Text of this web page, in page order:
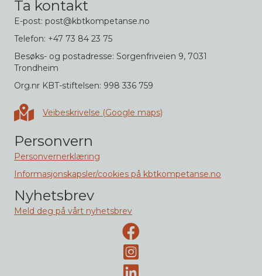
Ta kontakt
E-post: post@kbtkompetanse.no
Telefon: +47 73 84 23 75
Besøks- og postadresse: Sorgenfriveien 9, 7031
Trondheim
Org.nr KBT-stiftelsen: 998 336 759
Veibeskrivelse i Google maps
Veibeskrivelse (Google maps)
Personvern
Personvernerklæring
Informasjonskapsler/cookies på kbtkompetanse.no
Nyhetsbrev
Meld deg på vårt nyhetsbrev
Facebook-side
Instagram
LinkedIn